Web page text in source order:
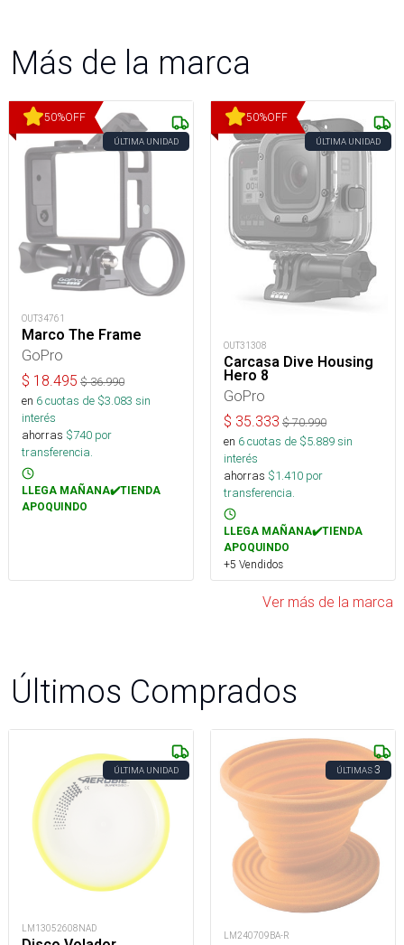
Más de la marca
50%OFF
ÚLTIMA UNIDAD
OUT34761
Marco The Frame
GoPro
$ 18.495 $36.990
en 6cuotas de $3.083 sin
interés
ahorras $740 por
transferencia.
LLEGA MAÑANA✔️TIENDA
APOQUINDO
50%OFF
ÚLTIMA UNIDAD
OUT31308
Carcasa Dive Housing
Hero 8
GoPro
$ 35.333 $70.990
en 6cuotas de $5.889sin
interés
ahorras $1.410 por
transferencia.
LLEGA MAÑANA✔️TIENDA
APOQUINDO
+5 Vendidos
Ver más de la marca
Últimos Comprados
ÚLTIMA UNIDAD
LM13052608NAD
ÚLTIMAS3
LM240709BA-R